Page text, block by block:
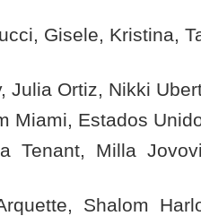
Gisele, Kristina,
Julia Ortiz, Nikki
Miami, Estados
Tenant, Milla
Shalom